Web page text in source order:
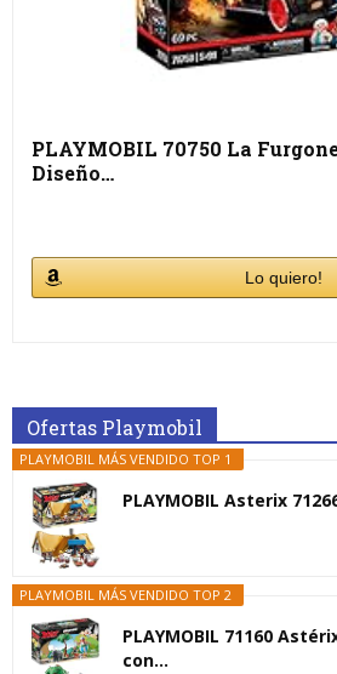
PLAYMOBIL 70750 La
Diseño…
Lo quiero!
Ofertas Playmobil
PLAYMOBIL MÁS VENDIDO TOP 1
PLAYMOBIL Asterix
PLAYMOBIL MÁS VENDIDO TOP 2
PLAYMOBIL 71160
con...